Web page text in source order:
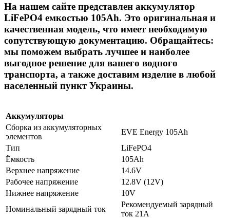
На нашем сайте представлен аккумулятор
LiFePO4 емкостью 105Ah. Это оригинальная и
качественная модель, что имеет необходимую
сопутствующую документацию. Обращайтесь:
мы поможем выбрать лучшее и наиболее
выгодное решение для вашего водного
транспорта, а также доставим изделие в любой
населенный пункт Украины.
Аккумуляторы
Сборка из аккумуляторных
элементов
EVE Energy 105Ah
Тип
LiFePO4
Ёмкость
105Ah
Верхнее напряжение
14.6V
Рабочее напряжение
12.8V (12V)
Нижнее напряжение
10V
Номинальный зарядный ток
Рекомендуемый зарядный
ток 21А